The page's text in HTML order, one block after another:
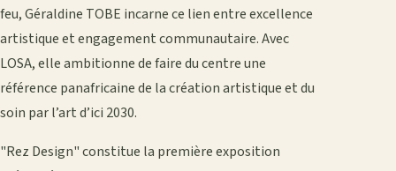
feu, Géraldine TOBE incarne ce lien entre excellence
artistique et engagement communautaire. Avec
LOSA, elle ambitionne de faire du centre une
référence panafricaine de la création artistique et du
soin par l’art d’ici 2030.
"Rez Design" constitue la première exposition